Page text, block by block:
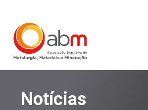
Notícias